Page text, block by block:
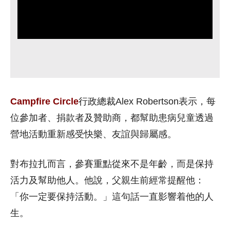
Campfire Circle行政總裁Alex Robertson表示，每
位參加者、捐款者及贊助商，都幫助患病兒童透過
營地活動重新感受快樂、友誼與歸屬感。
對布拉扎而言，參賽重點從來不是年齡，而是保持
活力及幫助他人。他說，父親生前經常提醒他：
「你一定要保持活動。」這句話一直影響着他的人
生。